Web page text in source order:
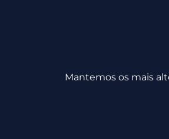
Mantemos os mais